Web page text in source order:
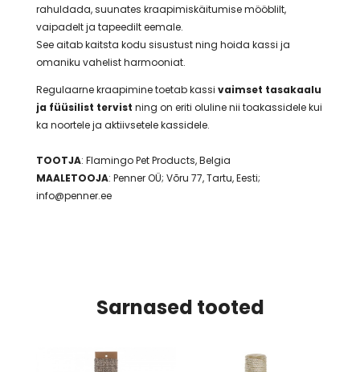
rahuldada, suunates kraapimiskäitumise mööblilt,
vaipadelt ja tapeedilt eemale.
See aitab kaitsta kodu sisustust ning hoida kassi ja
omaniku vahelist harmooniat.
Regulaarne kraapimine toetab kassi vaimset tasakaalu
ja füüsilist tervist ning on eriti oluline nii toakassidele kui
ka noortele ja aktiivsetele kassidele.
TOOTJA: Flamingo Pet Products, Belgia
MAALETOOJA: Penner OÜ; Võru 77, Tartu, Eesti;
info@penner.ee
Sarnased tooted